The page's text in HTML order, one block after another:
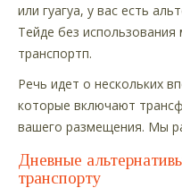
или гуагуа, у вас есть
Тейде без
транспортп.
Речь идет о нескольких
которые включают
вашего размещения. Мы
Дневные
транспорту